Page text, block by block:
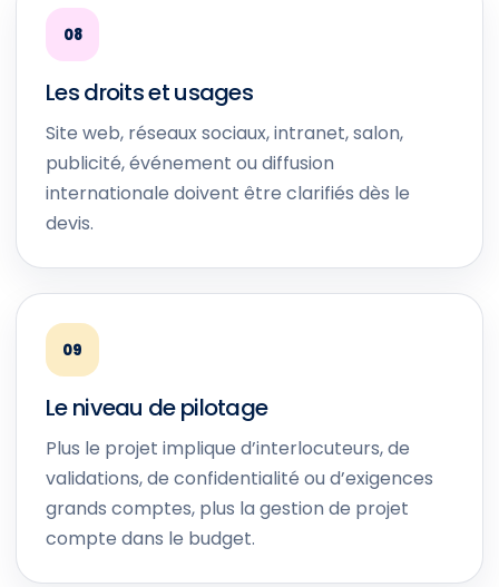
08
Les droits et usages
Site web, réseaux sociaux, intranet, salon,
publicité, événement ou diffusion
internationale doivent être clarifiés dès le
devis.
09
Le niveau de pilotage
Plus le projet implique d’interlocuteurs, de
validations, de confidentialité ou d’exigences
grands comptes, plus la gestion de projet
compte dans le budget.